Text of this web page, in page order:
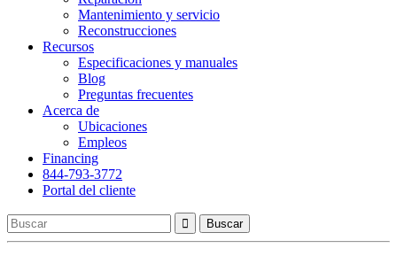
Mantenimiento y servicio
Reconstrucciones
Recursos
Especificaciones y manuales
Blog
Preguntas frecuentes
Acerca de
Ubicaciones
Empleos
Financing
844-793-3772
Portal del cliente